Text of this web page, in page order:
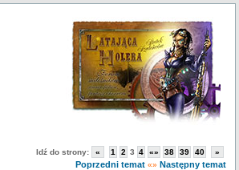
Idź do strony: « 1 2 3 4 «» 38 39 40 »
Poprzedni temat «» Następny temat